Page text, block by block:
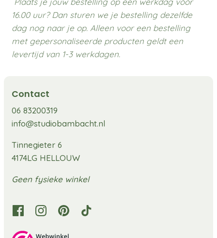
16.00 uur? Dan sturen we je bestelling dezelfde
dag nog naar je op. Alleen voor een bestelling
met gepersonaliseerde producten geldt een
levertijd van 1-3 werkdagen.
Contact
06 83200319
info@studiobambacht.nl
Tinnegieter 6
4174LG HELLOUW
Geen fysieke winkel